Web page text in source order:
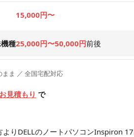
15,000円〜
種25,000円〜50,000円前後
ま ／ 全国宅配対応
見積もり で
りDELLのノートパソコンInspiron